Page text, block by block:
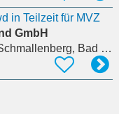
in Teilzeit für MVZ
GmbH
Bad Fredeburg